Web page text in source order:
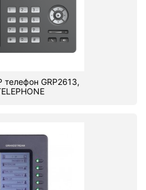
телефон GRP2613,